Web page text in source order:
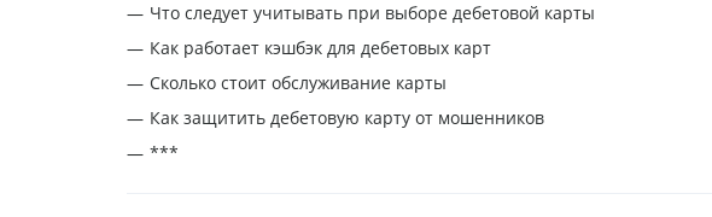
Что следует учитывать при выборе дебетовой карты
Как работает кэшбэк для дебетовых карт
Сколько стоит обслуживание карты
Как защитить дебетовую карту от мошенников
***